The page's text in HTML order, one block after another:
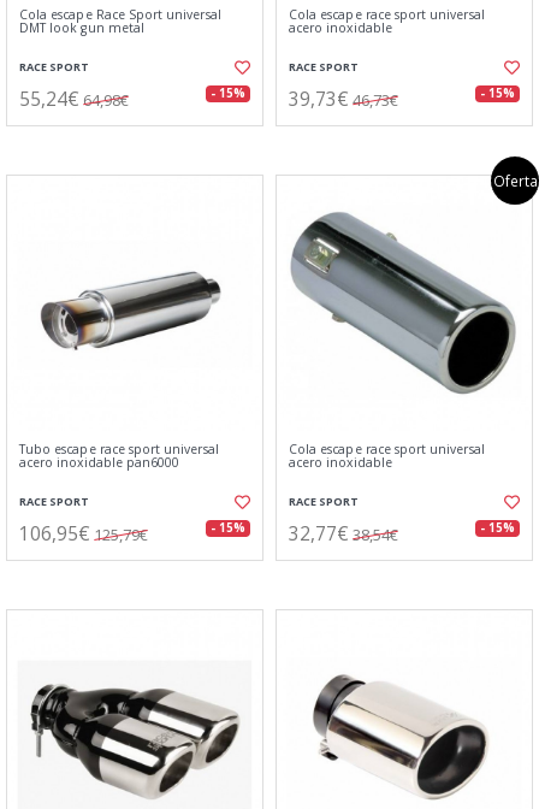
Cola escape Race Sport universal
DMT look gun metal
RACE SPORT
55,24€ 64,98€ - 15%
Cola escape race sport universal
acero inoxidable
RACE SPORT
39,73€ 46,73€ - 15%
Tubo escape race sport universal
acero inoxidable pan6000
RACE SPORT
106,95€ 125,79€ - 15%
Oferta
Cola escape race sport universal
acero inoxidable
RACE SPORT
32,77€ 38,54€ - 15%